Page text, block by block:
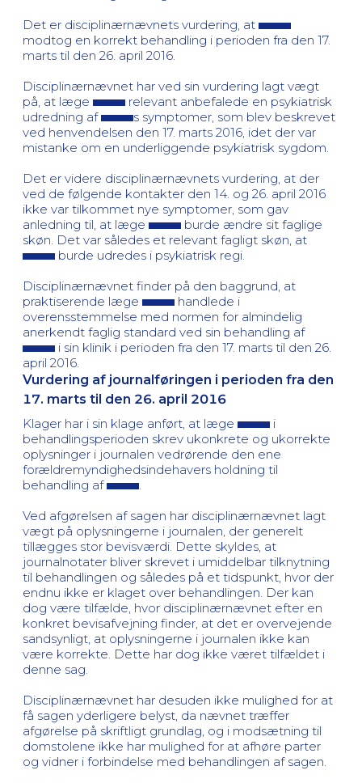
Det er disciplinærnævnets vurdering, at
modtog en korrekt behandling i perioden fra den 17.
marts til den 26. april 2016.
Disciplinærnævnet har ved sin vurdering lagt vægt
på, at læge
relevant anbefalede en psykiatrisk
udredning af
s symptomer, som blev beskrevet
ved henvendelsen den 17. marts 2016, idet der var
mistanke om en underliggende psykiatrisk sygdom.
Det er videre disciplinærnævnets vurdering, at der
ved de følgende kontakter den 14. og 26. april 2016
ikke var tilkommet nye symptomer, som gav
anledning til, at læge
burde ændre sit faglige
skøn. Det var således et relevant fagligt skøn, at
burde udredes i psykiatrisk regi.
Disciplinærnævnet finder på den baggrund, at
praktiserende læge
handlede i
overensstemmelse med normen for almindelig
anerkendt faglig standard ved sin behandling af
i sin klinik i perioden fra den 17. marts til den 26.
april 2016.
Vurdering af journalføringen i perioden fra den
17. marts til den 26. april 2016
Klager har i sin klage anført, at læge
i
behandlingsperioden skrev ukonkrete og ukorrekte
oplysninger i journalen vedrørende den ene
forældremyndighedsindehavers holdning til
behandling af
Ved afgørelsen af sagen har disciplinærnævnet lagt
vægt på oplysningerne i journalen, der generelt
tillægges stor bevisværdi. Dette skyldes, at
journalnotater bliver skrevet i umiddelbar tilknytning
til behandlingen og således på et tidspunkt, hvor der
endnu ikke er klaget over behandlingen. Der kan
dog være tilfælde, hvor disciplinærnævnet efter en
konkret bevisafvejning finder, at det er overvejende
sandsynligt, at oplysningerne i journalen ikke kan
være korrekte. Dette har dog ikke været tilfældet i
denne sag.
Disciplinærnævnet har desuden ikke mulighed for at
få sagen yderligere belyst, da nævnet træffer
afgørelse på skriftligt grundlag, og i modsætning til
domstolene ikke har mulighed for at afhøre parter
og vidner i forbindelse med behandlingen af sagen.